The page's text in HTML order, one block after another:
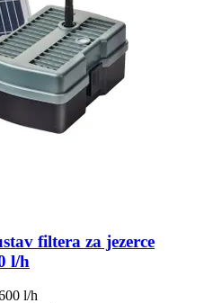
filtera za jezerce
l/h
l/h